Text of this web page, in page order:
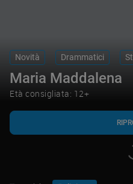
Novità Drammatici
Maria Maddalena
Età consigliata: 12+